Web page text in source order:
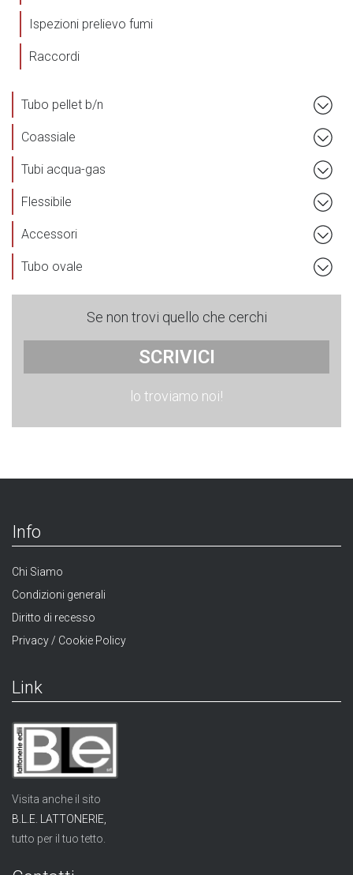
Ispezioni prelievo fumi
Raccordi
Tubo pellet b/n
Coassiale
Tubi acqua-gas
Flessibile
Accessori
Tubo ovale
Se non trovi quello che cerchi
SCRIVICI
lo troviamo noi!
Info
Chi Siamo
Condizioni generali
Diritto di recesso
Privacy / Cookie Policy
Link
Visita anche il sito
B.L.E. LATTONERIE,
tutto per il tuo tetto.